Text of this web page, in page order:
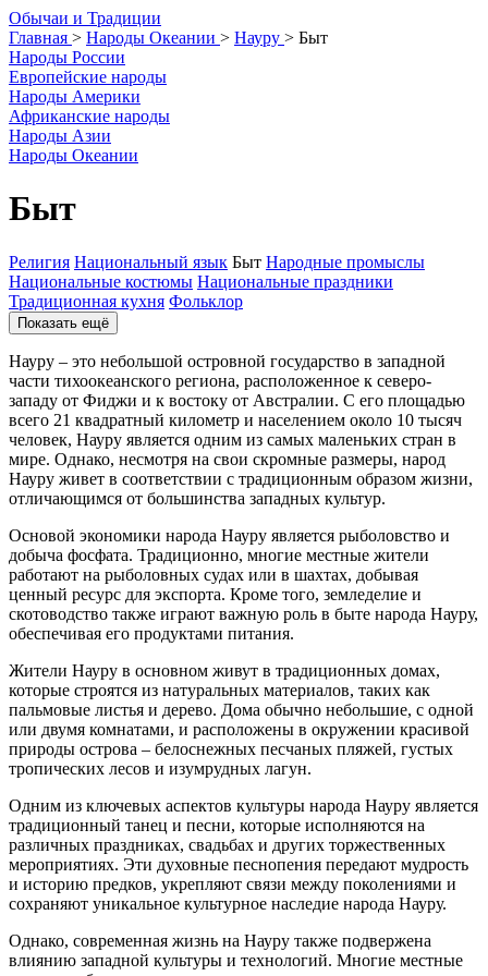
Обычаи и Традиции
Главная > Народы Океании > Науру > Быт
Народы России
Европейские народы
Народы Америки
Африканские народы
Народы Азии
Народы Океании
Быт
Религия Национальный язык Быт Народные промыслы
Национальные костюмы Национальные праздники
Традиционная кухня Фольклор
Показать ещё
Науру – это небольшой островной государство в западной
части тихоокеанского региона, расположенное к северо-
западу от Фиджи и к востоку от Австралии. С его площадью
всего 21 квадратный километр и населением около 10 тысяч
человек, Науру является одним из самых маленьких стран в
мире. Однако, несмотря на свои скромные размеры, народ
Науру живет в соответствии с традиционным образом жизни,
отличающимся от большинства западных культур.
Основой экономики народа Науру является рыболовство и
добыча фосфата. Традиционно, многие местные жители
работают на рыболовных судах или в шахтах, добывая
ценный ресурс для экспорта. Кроме того, земледелие и
скотоводство также играют важную роль в быте народа Науру,
обеспечивая его продуктами питания.
Жители Науру в основном живут в традиционных домах,
которые строятся из натуральных материалов, таких как
пальмовые листья и дерево. Дома обычно небольшие, с одной
или двумя комнатами, и расположены в окружении красивой
природы острова – белоснежных песчаных пляжей, густых
тропических лесов и изумрудных лагун.
Одним из ключевых аспектов культуры народа Науру является
традиционный танец и песни, которые исполняются на
различных праздниках, свадьбах и других торжественных
мероприятиях. Эти духовные песнопения передают мудрость
и историю предков, укрепляют связи между поколениями и
сохраняют уникальное культурное наследие народа Науру.
Однако, современная жизнь на Науру также подвержена
влиянию западной культуры и технологий. Многие местные